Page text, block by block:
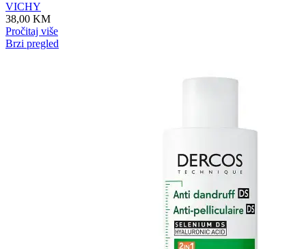
VICHY
38,00 KM
Pročitaj više
Brzi pregled